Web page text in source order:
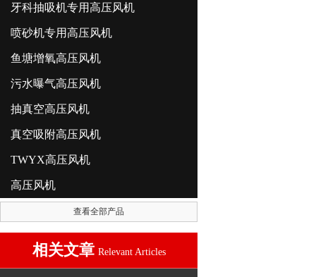
牙科抽吸机专用高压风机
喷砂机专用高压风机
鱼塘增氧高压风机
污水曝气高压风机
抽真空高压风机
真空吸附高压风机
TWYX高压风机
高压风机
查看全部产品
相关文章 Relevant Articles